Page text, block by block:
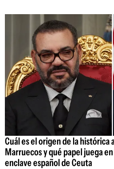
Cuál es el origen de la histórica
Marruecos y qué papel juega
enclave español de Ceuta